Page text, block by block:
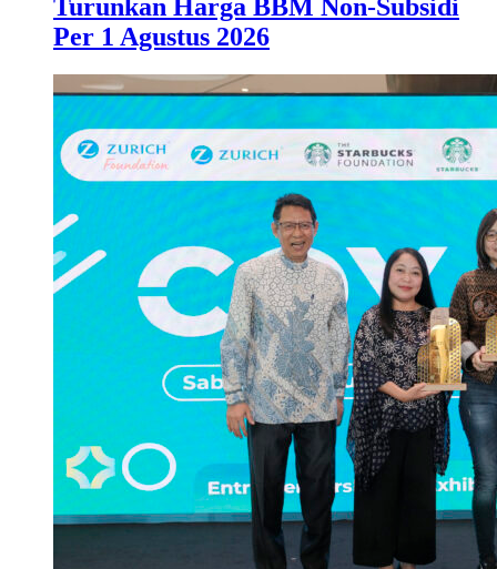
Turunkan Harga BBM Non-Subsidi
Per 1 Agustus 2026